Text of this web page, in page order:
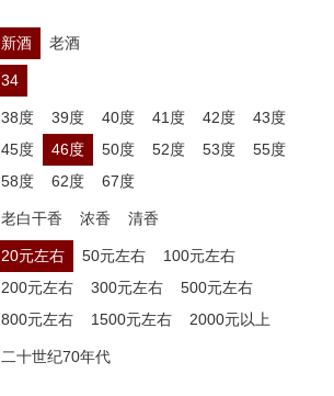
新酒 老酒
34
38度 39度 40度 41度 42度
43度
45度
46度 50度 52度 53度
55度
58度
62度 67度
老白干香 浓香 清香
20元左右 50元左右
100元左右
200元左右
300元左右
500元左右
800元左右
1500元左右 2000元以上
二十世纪70年代